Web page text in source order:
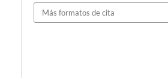
Más formatos de cita